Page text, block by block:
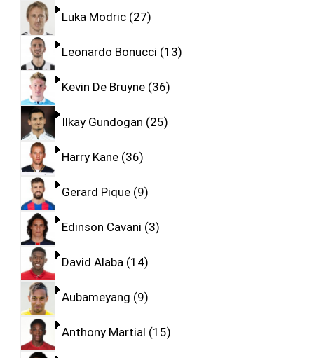
Luka Modric 27
Leonardo Bonucci 13
Kevin De Bruyne 36
Ilkay Gundogan 25
Harry Kane 36
Gerard Pique 9
Edinson Cavani 3
David Alaba 14
Aubameyang 9
Anthony Martial 15